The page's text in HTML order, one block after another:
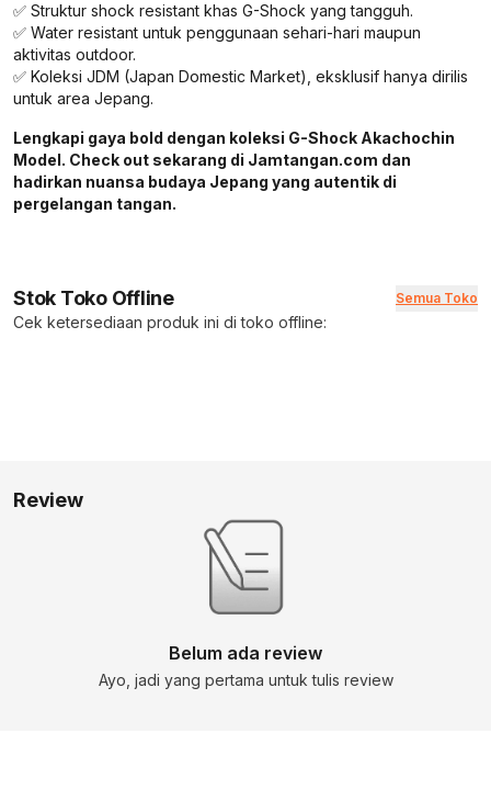
✅ Struktur shock resistant khas G-Shock yang tangguh.
✅ Water resistant untuk penggunaan sehari-hari maupun
aktivitas outdoor.
✅ Koleksi JDM (Japan Domestic Market), eksklusif hanya dirilis
untuk area Jepang.
Lengkapi gaya bold dengan koleksi G-Shock Akachochin
Model. Check out sekarang di Jamtangan.com dan
hadirkan nuansa budaya Jepang yang autentik di
pergelangan tangan.
Stok Toko Offline Semua Toko
Cek ketersediaan produk ini di toko offline:
Review
Belum ada review
Ayo, jadi yang pertama untuk tulis review